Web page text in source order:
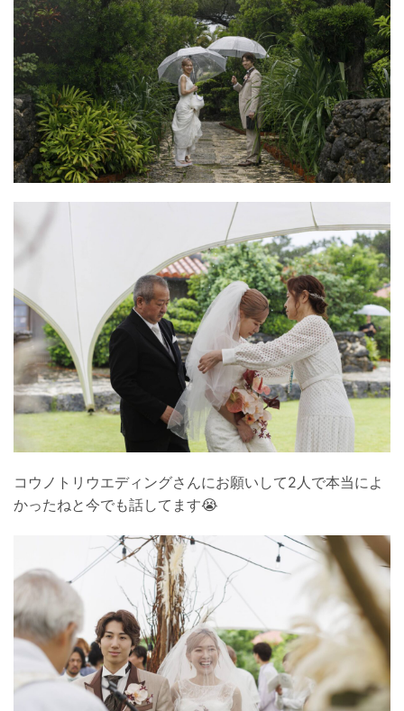
コウノトリウエディングさんにお願いして2人で本当によ
かったねと今でも話してます😭